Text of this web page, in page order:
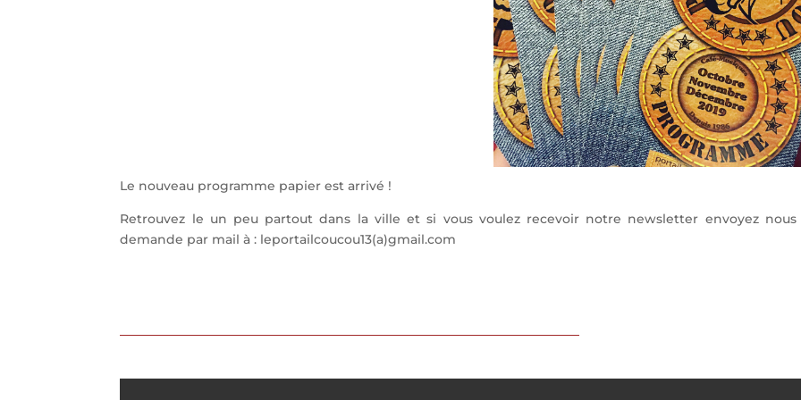
Le nouveau programme papier est arrivé !
Retrouvez le un peu partout dans la ville et si vous voulez recevoir notre newsletter envoyez nous
demande par mail à : leportailcoucou13(a)gmail.com